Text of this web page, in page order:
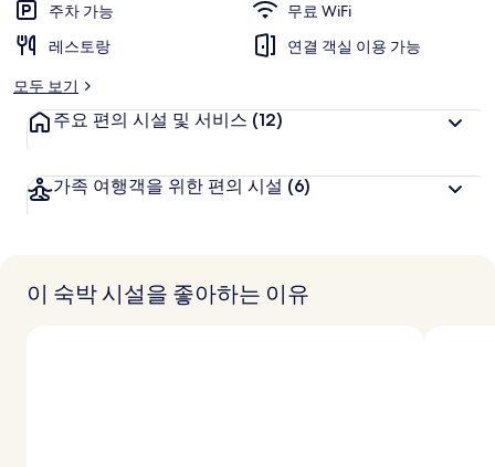
객
추
주차 가능
무료 WiFi
레스토랑
연결 객실 이용 가능
모두 보기
주요 편의 시설 및 서비스 (12)
가족 여행객을 위한 편의 시설 (6)
이 숙박 시설을 좋아하는 이유